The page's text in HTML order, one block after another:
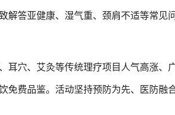
解答亚健康、湿气重、颈肩不适等常见
穴、艾灸等传统理疗项目人气高涨、
免费品鉴。活动坚持预防为先、医防融